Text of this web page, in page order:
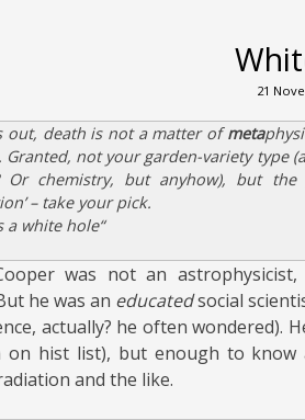
21
out, death is not a matter ofmeta
Granted, not your garden-variety type
Or chemistry, but anyhow), but
– take your pick.
a white hole“
was not an
he was an educatedsocial
actually? he often wondered).
on hist list), but enough to know
and the like.